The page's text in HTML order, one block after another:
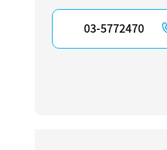
03-5772470